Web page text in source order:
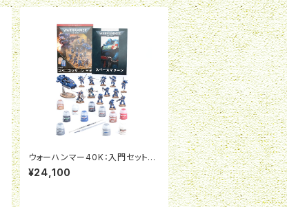
ウォーハンマー40K：入門セット：
スペースマリーン（日本語版）
¥24,100